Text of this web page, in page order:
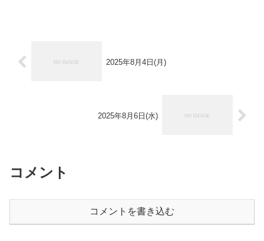
2025年8月4日(月)
2025年8月6日(水)
コメント
コメントを書き込む